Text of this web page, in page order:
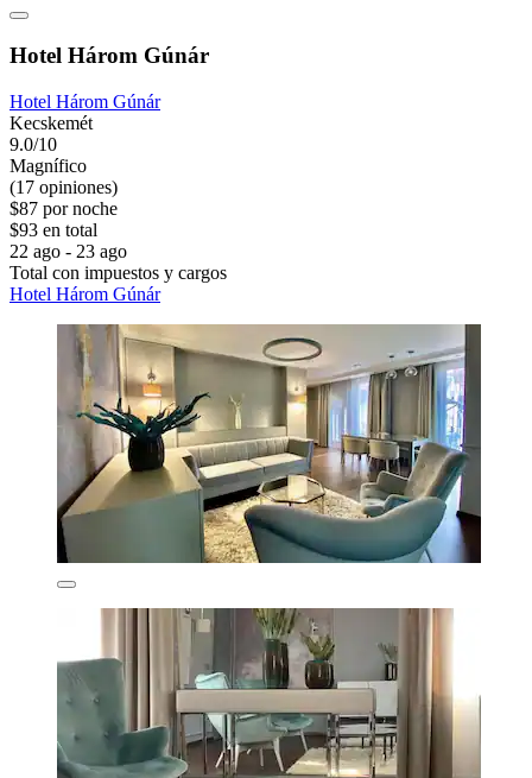
Hotel Három Gúnár
Hotel Három Gúnár
Kecskemét
9.0/10
Magnífico
(17 opiniones)
$87 por noche
$93 en total
22 ago - 23 ago
Total con impuestos y cargos
Hotel Három Gúnár